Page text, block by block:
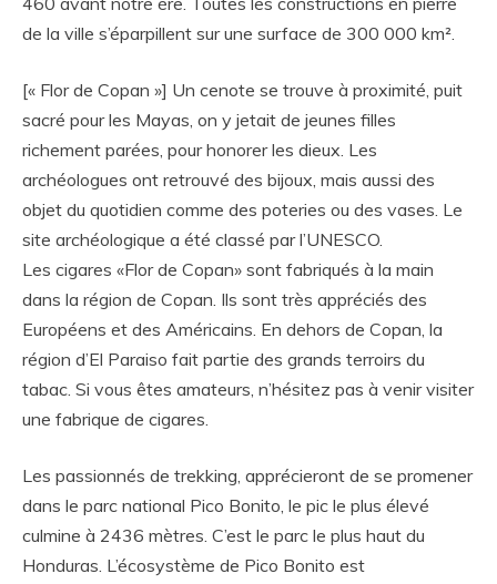
de la ville s’éparpillent sur une surface de 300 000 km².
[« Flor de Copan »] Un cenote se trouve à proximité, puit
sacré pour les Mayas, on y jetait de jeunes filles
richement parées, pour honorer les dieux. Les
archéologues ont retrouvé des bijoux, mais aussi des
objet du quotidien comme des poteries ou des vases. Le
site archéologique a été classé par l’UNESCO.
Les cigares «Flor de Copan» sont fabriqués à la main
dans la région de Copan. Ils sont très appréciés des
Européens et des Américains. En dehors de Copan, la
région d’El Paraiso fait partie des grands terroirs du
tabac. Si vous êtes amateurs, n’hésitez pas à venir visiter
une fabrique de cigares.
Les passionnés de trekking, apprécieront de se promener
dans le parc national Pico Bonito, le pic le plus élevé
culmine à 2436 mètres. C’est le parc le plus haut du
Honduras. L’écosystème de Pico Bonito est